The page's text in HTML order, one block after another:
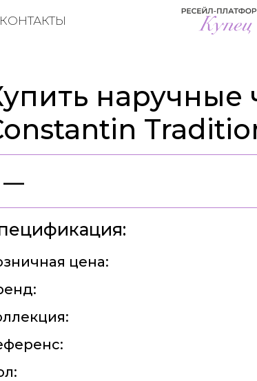
КОНТАКТЫ
наручные
—
цена: